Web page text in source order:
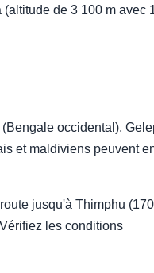
de 3 100 m avec
occidental),
et maldiviens peuvent
jusqu'à Thimphu
les conditions